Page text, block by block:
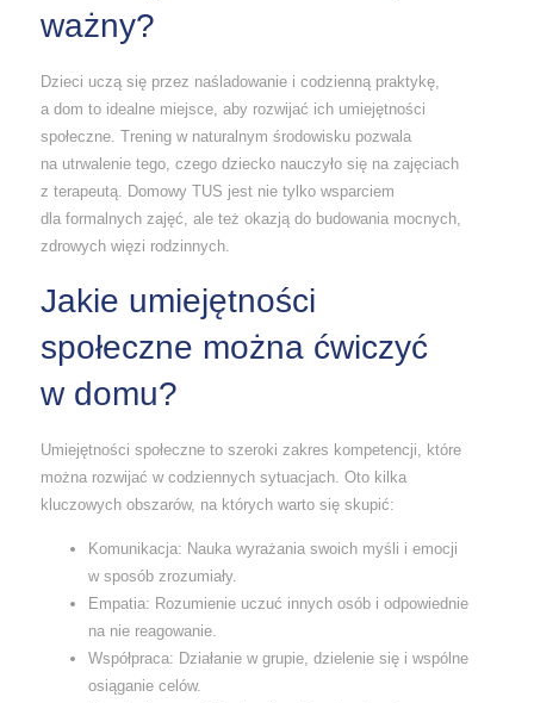
ważny?
Dzieci uczą się przez naśladowanie i codzienną praktykę,
a dom to idealne miejsce, aby rozwijać ich umiejętności
społeczne. Trening w naturalnym środowisku pozwala
na utrwalenie tego, czego dziecko nauczyło się na zajęciach
z terapeutą. Domowy TUS jest nie tylko wsparciem
dla formalnych zajęć, ale też okazją do budowania mocnych,
zdrowych więzi rodzinnych.
Jakie umiejętności
społeczne można ćwiczyć
w domu?
Umiejętności społeczne to szeroki zakres kompetencji, które
można rozwijać w codziennych sytuacjach. Oto kilka
kluczowych obszarów, na których warto się skupić:
Komunikacja: Nauka wyrażania swoich myśli i emocji
w sposób zrozumiały.
Empatia: Rozumienie uczuć innych osób i odpowiednie
na nie reagowanie.
Współpraca: Działanie w grupie, dzielenie się i wspólne
osiąganie celów.